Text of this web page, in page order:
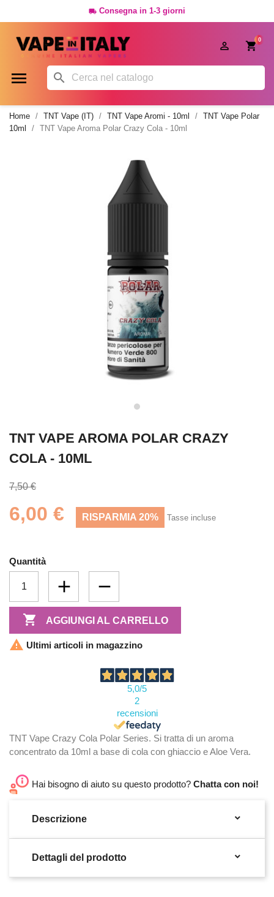
 Consegna in 1-3 giorni
0

 
Home TNT Vape (IT) TNT Vape Aromi - 10ml
TNT Vape Polar
10ml
TNT Vape Aroma Polar Crazy Cola - 10ml
TNT VAPE AROMA POLAR CRAZY
COLA - 10ML
7,50 €
6,00 € RISPARMIA 20% Tasse incluse
Quantità
 AGGIUNGI AL CARRELLO
 Ultimi articoli in magazzino
5,0/5
2
recensioni
TNT Vape Crazy Cola Polar Series. Si tratta di un aroma
concentrato da 10ml a base di cola con ghiaccio e Aloe Vera.
Hai bisogno di aiuto su questo prodotto? Chatta con noi!
Descrizione 
Dettagli del prodotto 